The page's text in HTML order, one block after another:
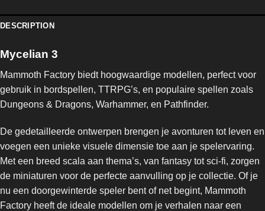
DESCRIPTION
Mycelian 3
Mammoth Factory biedt hoogwaardige modellen, perfect voor
gebruik in bordspellen, TTRPG’s, en populaire spellen zoals
Dungeons & Dragons, Warhammer, en Pathfinder.
De gedetailleerde ontwerpen brengen je avonturen tot leven en
voegen een unieke visuele dimensie toe aan je spelervaring.
Met een breed scala aan thema’s, van fantasy tot sci-fi, zorgen
de miniaturen voor de perfecte aanvulling op je collectie. Of je
nu een doorgewinterde speler bent of net begint, Mammoth
Factory heeft de ideale modellen om je verhalen naar een